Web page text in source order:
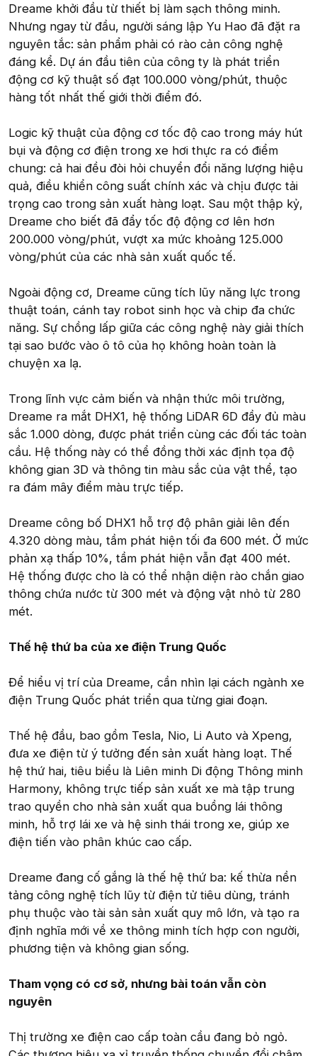
Dreame khởi đầu từ thiết bị làm sạch thông minh.
Nhưng ngay từ đầu, người sáng lập Yu Hao đã đặt ra
nguyên tắc: sản phẩm phải có rào cản công nghệ
đáng kể. Dự án đầu tiên của công ty là phát triển
động cơ kỹ thuật số đạt 100.000 vòng/phút, thuộc
hàng tốt nhất thế giới thời điểm đó.
Logic kỹ thuật của động cơ tốc độ cao trong máy hút
bụi và động cơ điện trong xe hơi thực ra có điểm
chung: cả hai đều đòi hỏi chuyển đổi năng lượng hiệu
quả, điều khiển công suất chính xác và chịu được tải
trọng cao trong sản xuất hàng loạt. Sau một thập kỷ,
Dreame cho biết đã đẩy tốc độ động cơ lên hơn
200.000 vòng/phút, vượt xa mức khoảng 125.000
vòng/phút của các nhà sản xuất quốc tế.
Ngoài động cơ, Dreame cũng tích lũy năng lực trong
thuật toán, cánh tay robot sinh học và chip đa chức
năng. Sự chồng lấp giữa các công nghệ này giải thích
tại sao bước vào ô tô của họ không hoàn toàn là
chuyện xa lạ.
Trong lĩnh vực cảm biến và nhận thức môi trường,
Dreame ra mắt DHX1, hệ thống LiDAR 6D đầy đủ màu
sắc 1.000 dòng, được phát triển cùng các đối tác toàn
cầu. Hệ thống này có thể đồng thời xác định tọa độ
không gian 3D và thông tin màu sắc của vật thể, tạo
ra đám mây điểm màu trực tiếp.
Dreame công bố DHX1 hỗ trợ độ phân giải lên đến
4.320 dòng màu, tầm phát hiện tối đa 600 mét. Ở mức
phản xạ thấp 10%, tầm phát hiện vẫn đạt 400 mét.
Hệ thống được cho là có thể nhận diện rào chắn giao
thông chứa nước từ 300 mét và động vật nhỏ từ 280
mét.
Thế hệ thứ ba của xe điện Trung Quốc
Để hiểu vị trí của Dreame, cần nhìn lại cách ngành xe
điện Trung Quốc phát triển qua từng giai đoạn.
Thế hệ đầu, bao gồm Tesla, Nio, Li Auto và Xpeng,
đưa xe điện từ ý tưởng đến sản xuất hàng loạt. Thế
hệ thứ hai, tiêu biểu là Liên minh Di động Thông minh
Harmony, không trực tiếp sản xuất xe mà tập trung
trao quyền cho nhà sản xuất qua buồng lái thông
minh, hỗ trợ lái xe và hệ sinh thái trong xe, giúp xe
điện tiến vào phân khúc cao cấp.
Dreame đang cố gắng là thế hệ thứ ba: kế thừa nền
tảng công nghệ tích lũy từ điện tử tiêu dùng, tránh
phụ thuộc vào tài sản sản xuất quy mô lớn, và tạo ra
định nghĩa mới về xe thông minh tích hợp con người,
phương tiện và không gian sống.
Tham vọng có cơ sở, nhưng bài toán vẫn còn
nguyên
Thị trường xe điện cao cấp toàn cầu đang bỏ ngỏ.